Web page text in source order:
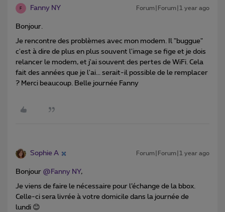
F Fanny NY Forum|Forum|1 year ago
Bonjour.
Je rencontre des problèmes avec mon modem. Il "buggue"
c'est à dire de plus en plus souvent l'image se fige et je dois
relancer le modem, et j'ai souvent des pertes de WiFi. Cela
fait des années que je l'ai... serait-il possible de le remplacer
? Merci beaucoup. Belle journée Fanny
Sophie A Forum|Forum|1 year ago
Bonjour @Fanny NY,
Je viens de faire le nécessaire pour l’échange de la bbox.
Celle-ci sera livrée à votre domicile dans la journée de
lundi 😊